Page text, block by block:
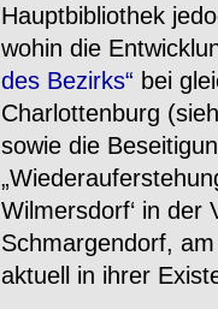
Hauptbibliothek
wohin die
des Bezirks“ bei
Charlottenburg
sowie die
Wilmersdorf‘ in der
Schmargendorf,
aktuell in ihrer